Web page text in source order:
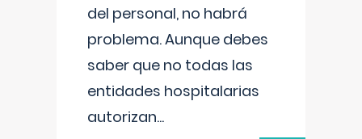
del personal, no habrá
problema. Aunque debes
saber que no todas las
entidades hospitalarias
autorizan...